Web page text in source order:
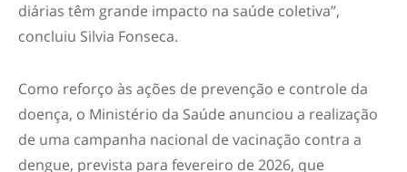
diárias têm grande impacto na saúde coletiva”,
concluiu Silvia Fonseca.
Como reforço às ações de prevenção e controle da
doença, o Ministério da Saúde anunciou a realização
de uma campanha nacional de vacinação contra a
dengue, prevista para fevereiro de 2026, que